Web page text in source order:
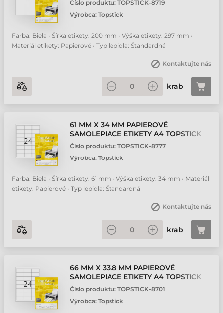
Číslo produktu: TOPSTICK-8719
Výrobca: Topstick
Farba: Biela • Šírka etikety: 200 mm • Výška etikety: 297 mm •
Materiál etikety: Papierové • Typ lepidla: Štandardná
Kontaktujte nás
krab
61 MM X 34 MM PAPIEROVÉ
SAMOLEPIACE ETIKETY A4 TOPSTICK
BIELA ( 100 HÁRKOV/BALENIE )
Číslo produktu: TOPSTICK-8777
Výrobca: Topstick
Farba: Biela • Šírka etikety: 61 mm • Výška etikety: 34 mm • Materiál
etikety: Papierové • Typ lepidla: Štandardná
Kontaktujte nás
krab
66 MM X 33.8 MM PAPIEROVÉ
SAMOLEPIACE ETIKETY A4 TOPSTICK
BIELA ( 100 HÁRKOV/BALENIE )
Číslo produktu: TOPSTICK-8701
Výrobca: Topstick